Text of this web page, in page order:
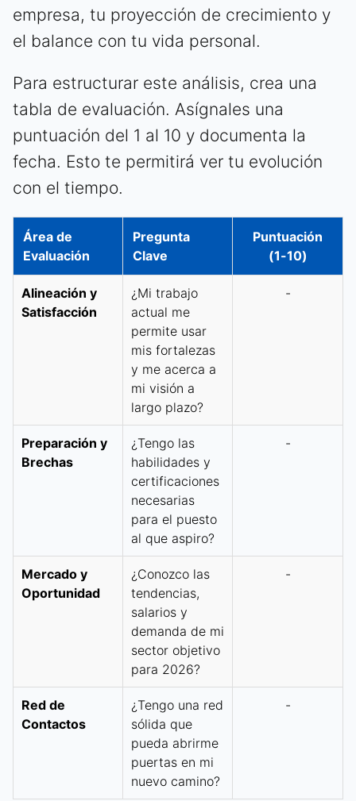
empresa, tu proyección de crecimiento y
el balance con tu vida personal.
Para estructurar este análisis, crea una
tabla de evaluación. Asígnales una
puntuación del 1 al 10 y documenta la
fecha. Esto te permitirá ver tu evolución
con el tiempo.
Área de
Evaluación
Pregunta
Clave
Puntuación
(1-10)
Alineación y
Satisfacción
¿Mi trabajo
actual me
permite usar
mis fortalezas
y me acerca a
mi visión a
largo plazo?
-
Preparación y
Brechas
¿Tengo las
habilidades y
certificaciones
necesarias
para el puesto
al que aspiro?
-
Mercado y
Oportunidad
¿Conozco las
tendencias,
salarios y
demanda de mi
sector objetivo
para 2026?
-
Red de
Contactos
¿Tengo una red
sólida que
pueda abrirme
puertas en mi
nuevo camino?
-